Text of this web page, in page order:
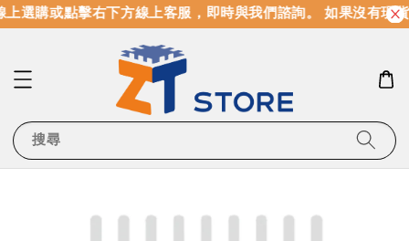
選購或點擊右下方線上客服，即時與我們諮詢。 如果沒有現
搜尋